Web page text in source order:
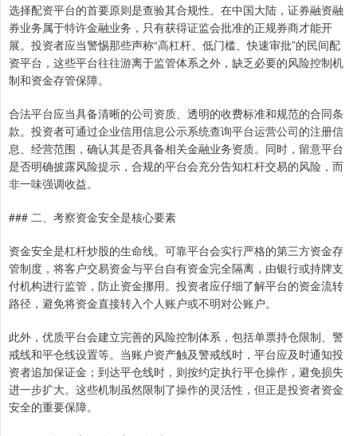
选择配资平台的首要原则是查验其合规性。在中国大陆，证券融资融
券业务属于特许金融业务，只有获得证监会批准的正规券商才能开
展。投资者应当警惕那些声称“高杠杆、低门槛、快速审批”的民间配
资平台，这些平台往往游离于监管体系之外，缺乏必要的风险控制机
制和资金存管保障。
合法平台应当具备清晰的公司资质、透明的收费标准和规范的合同条
款。投资者可通过企业信用信息公示系统查询平台运营公司的注册信
息、经营范围，确认其是否具备相关金融业务资质。同时，留意平台
是否明确披露风险提示，合规的平台会充分告知杠杆交易的风险，而
非一味强调收益。
### 二、考察资金安全是核心要素
资金安全是杠杆炒股的生命线。可靠平台会实行严格的第三方资金存
管制度，将客户交易资金与平台自有资金完全隔离，由银行或持牌支
付机构进行监管，防止资金挪用。投资者应仔细了解平台的资金流转
路径，避免将资金直接转入个人账户或不明对公账户。
此外，优质平台会建立完善的风险控制体系，包括单票持仓限制、警
戒线和平仓线设置等。当账户资产触及警戒线时，平台应及时通知投
资者追加保证金；到达平仓线时，则按约定执行平仓操作，避免损失
进一步扩大。这些机制虽然限制了操作的灵活性，但正是投资者资金
安全的重要保障。